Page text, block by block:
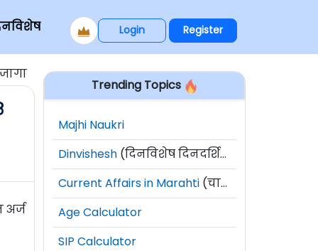
Login Register
अर्ज
Trending Topics
Majhi Naukri
Dinvishesh (दिनविशेष दिनदर्शिका)
Current Affairs in Marahti (चालू घडामोडी)
Age Calculator
SIP Calculator